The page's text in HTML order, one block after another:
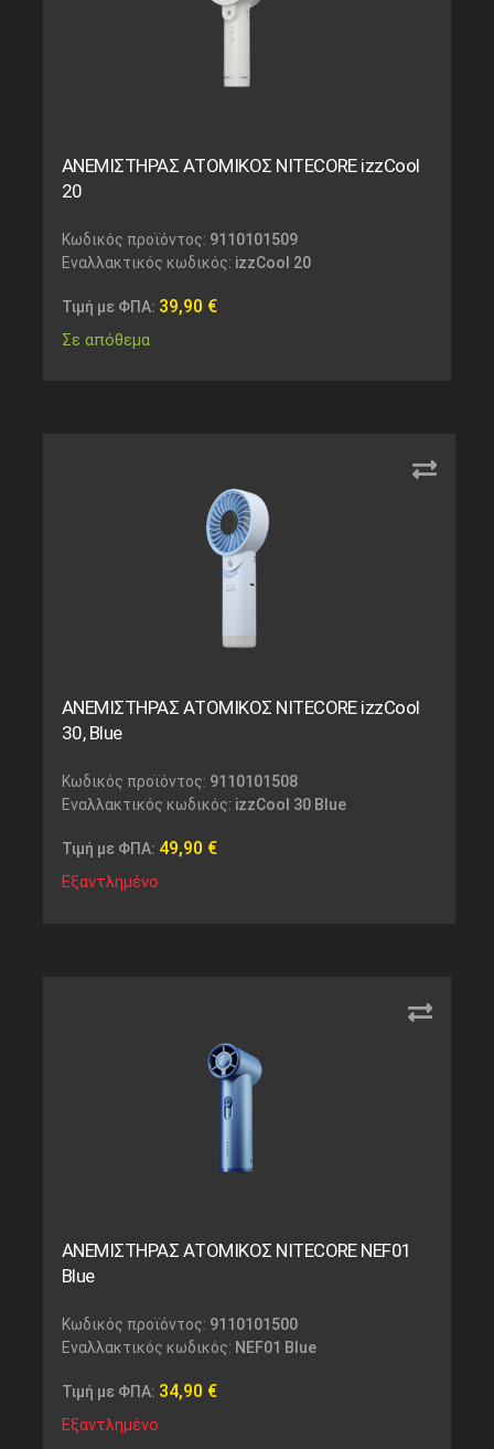
ΑΝΕΜΙΣΤΗΡΑΣ ΑΤΟΜΙΚΟΣ NITECORE izzCool
20
Κωδικός προϊόντος: 9110101509
Εναλλακτικός κωδικός: izzCool 20
Τιμή με ΦΠΑ: 39,90 €
Σε απόθεμα
ΑΝΕΜΙΣΤΗΡΑΣ ΑΤΟΜΙΚΟΣ NITECORE izzCool
30, Blue
Κωδικός προϊόντος: 9110101508
Εναλλακτικός κωδικός: izzCool 30 Blue
Τιμή με ΦΠΑ: 49,90 €
Εξαντλημένο
ΑΝΕΜΙΣΤΗΡΑΣ ΑΤΟΜΙΚΟΣ NITECORE NEF01
Blue
Κωδικός προϊόντος: 9110101500
Εναλλακτικός κωδικός: NEF01 Blue
Τιμή με ΦΠΑ: 34,90 €
Εξαντλημένο